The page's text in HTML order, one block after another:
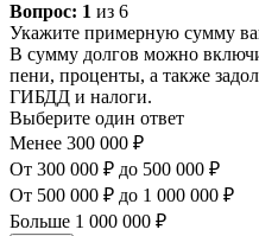
Вопрос: 1 из 6
Укажите примерную сумму
В сумму долгов можно
пени, проценты, а также
ГИБДД и налоги.
Выберите один ответ
Менее 300 000 ₽
От 300 000 ₽ до 500 000 ₽
От 500 000 ₽ до 1 000 000 ₽
Больше 1 000 000 ₽